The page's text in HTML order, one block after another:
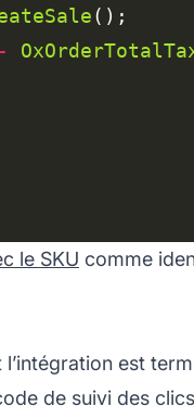
-
le SKU comme
est
de suivi des